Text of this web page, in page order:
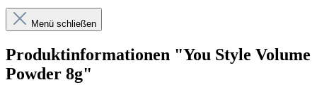
Menü schließen
Produktinformationen "You Style Volume
Powder 8g"